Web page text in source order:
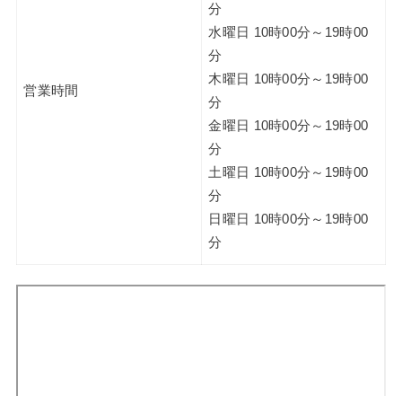
営業時間
分
水曜日 10時00分～19時00
分
木曜日 10時00分～19時00
分
金曜日 10時00分～19時00
分
土曜日 10時00分～19時00
分
日曜日 10時00分～19時00
分